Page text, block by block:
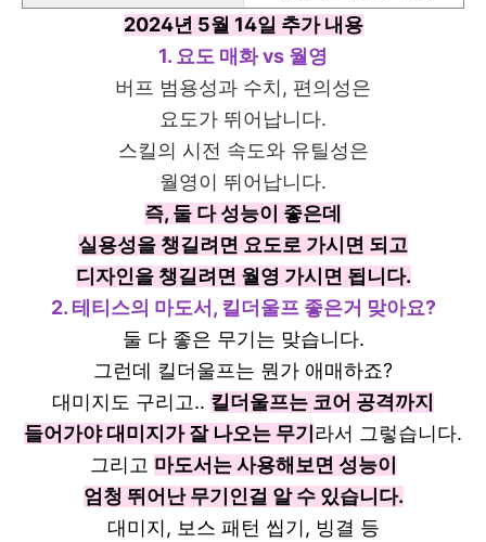
2024년 5월 14일 추가 내용
1. 요도 매화 vs 월영
버프 범용성과 수치, 편의성은
요도가 뛰어납니다.
스킬의 시전 속도와 유틸성은
월영이 뛰어납니다.
즉, 둘 다 성능이 좋은데
실용성을 챙길려면 요도로 가시면 되고
디자인을 챙길려면 월영 가시면 됩니다.
2. 테티스의 마도서, 킬더울프 좋은거 맞아요?
둘 다 좋은 무기는 맞습니다.
그런데 킬더울프는 뭔가 애매하죠?
대미지도 구리고.. 킬더울프는 코어 공격까지
들어가야 대미지가 잘 나오는 무기 라서 그렇습니다.
그리고 마도서는 사용해보면 성능이
엄청 뛰어난 무기인걸 알 수 있습니다.
대미지, 보스 패턴 씹기, 빙결 등